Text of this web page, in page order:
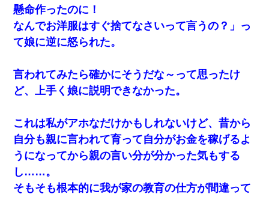
懸命作ったのに！
なんでお洋服はすぐ捨てなさいって言うの？」っ
て娘に逆に怒られた。
言われてみたら確かにそうだな～って思ったけ
ど、上手く娘に説明できなかった。
これは私がアホなだけかもしれないけど、昔から
自分も親に言われて育って自分がお金を稼げるよ
うになってから親の言い分が分かった気もする
し……。
そもそも根本的に我が家の教育の仕方が間違って